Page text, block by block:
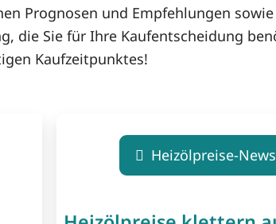
Prognosen und Empfehlungen
die Sie für Ihre Kaufentscheidung
Kaufzeitpunktes!
Heizölpreise-News